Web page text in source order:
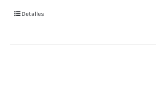
Detalles